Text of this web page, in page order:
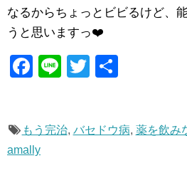
なるからちょっとビビるけど、
うと思いますっ❤️
F
e
b
Li
T
er
もう完治, バセドウ病, 薬を飲み
amally